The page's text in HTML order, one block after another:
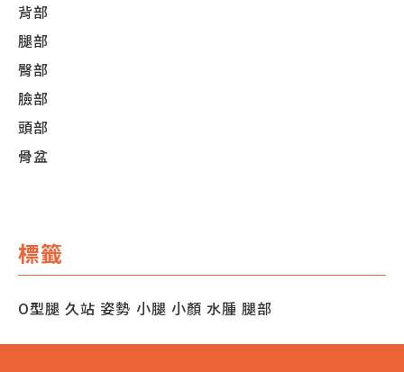
背部
腿部
臀部
臉部
頭部
骨盆
標籤
O型腿 久站 姿勢 小腿 小顏 水腫 腿部